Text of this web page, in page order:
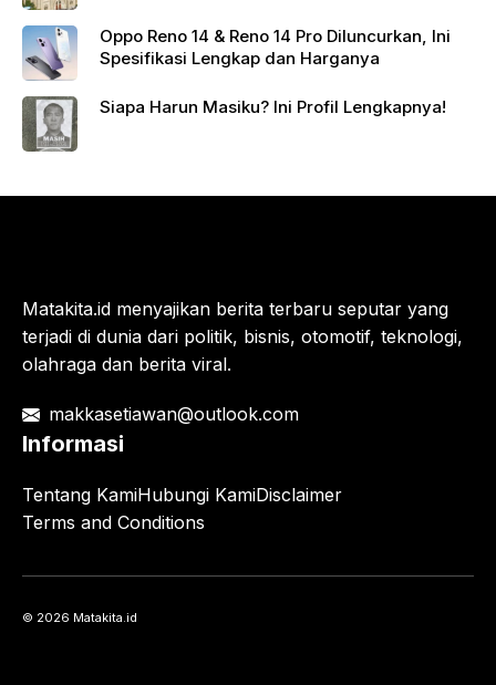
Oppo Reno 14 & Reno 14 Pro Diluncurkan, Ini
Spesifikasi Lengkap dan Harganya
Siapa Harun Masiku? Ini Profil Lengkapnya!
Matakita.id menyajikan berita terbaru seputar yang
terjadi di dunia dari politik, bisnis, otomotif, teknologi,
olahraga dan berita viral.
makkasetiawan@outlook.com
Informasi
Tentang KamiHubungi KamiDisclaimer
Terms and Conditions
© 2026 Matakita.id